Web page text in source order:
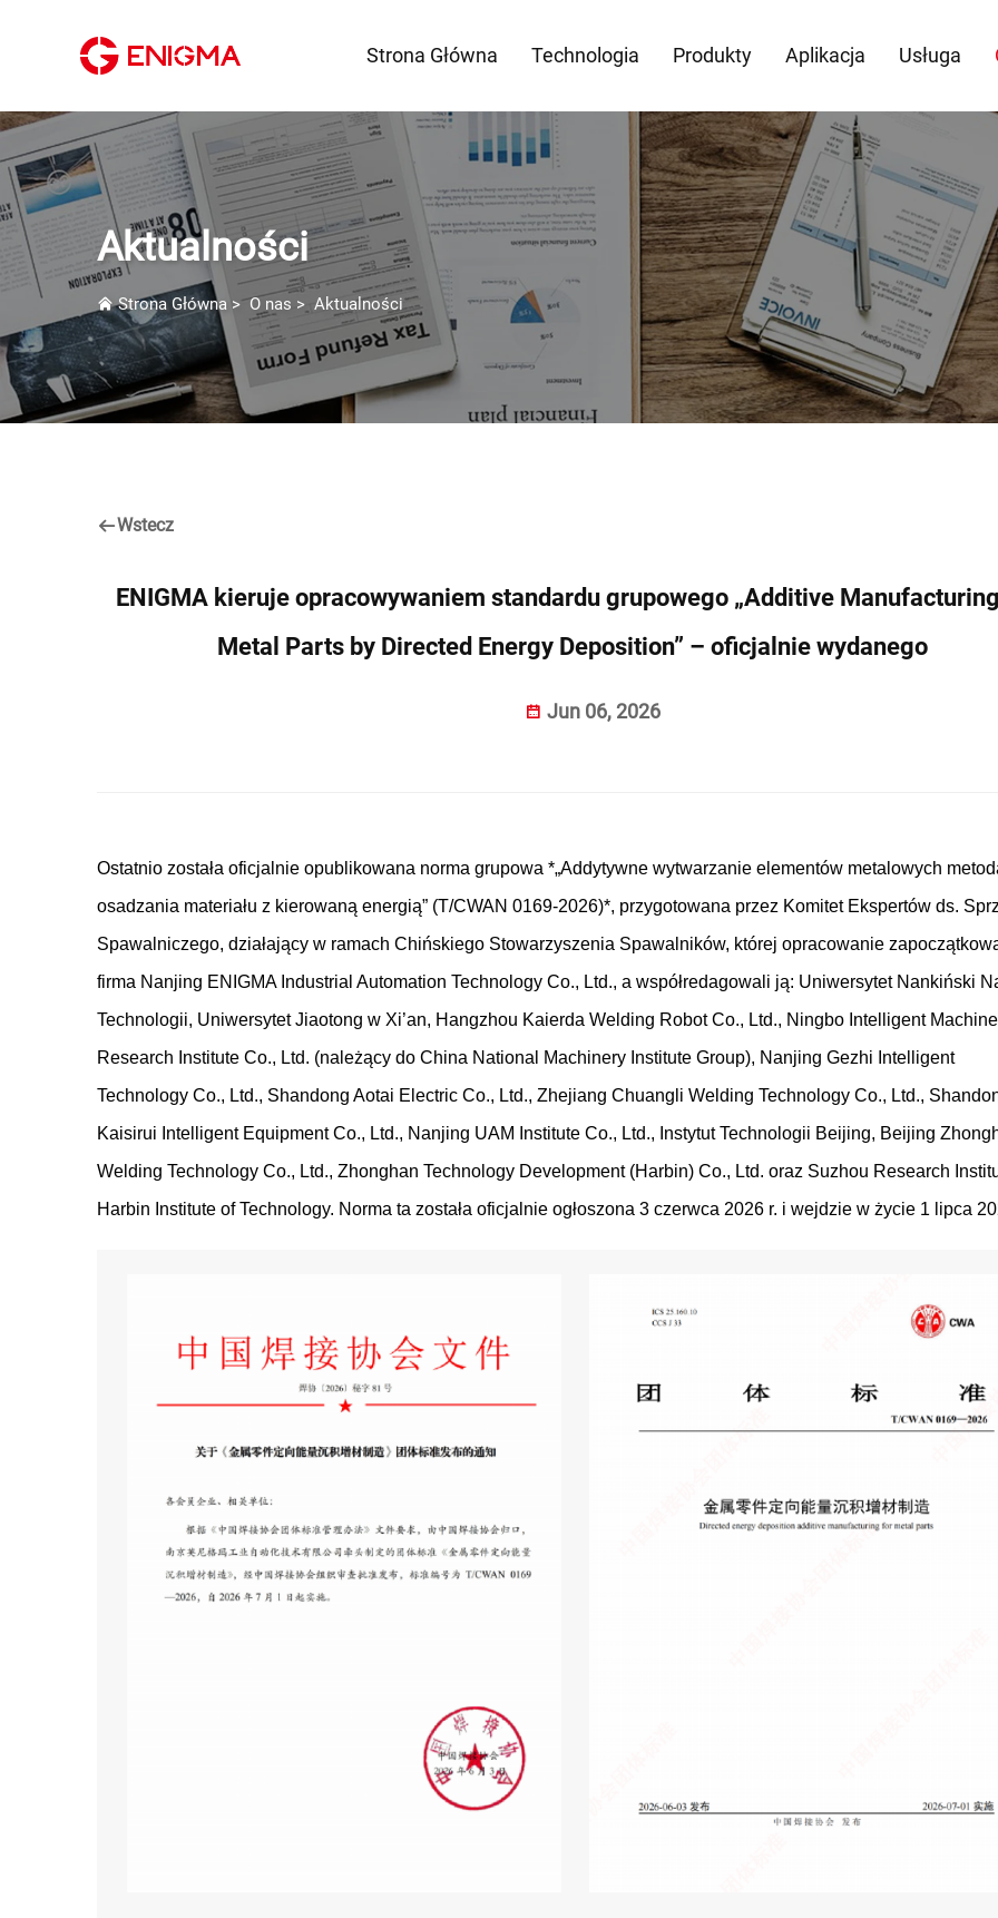
Strona Główna Technologia Produkty Aplikacja Usługa
Aktualności
Strona Główna >O nas > Aktualności
Wstecz
ENIGMA kieruje opracowywaniem standardu grupowego „Additive
Metal Parts by Directed Energy Deposition” – oficjalnie wydanego
Jun 06, 2026
Ostatnio została oficjalnie opublikowana norma grupowa *„Addytywne wytwarzanie elementów metalowych
osadzania materiału z kierowaną energią” (T/CWAN 0169-2026)*, przygotowana przez Komitet Ekspertów ds.
Spawalniczego, działający w ramach Chińskiego Stowarzyszenia Spawalników, której opracowanie
firma Nanjing ENIGMA Industrial Automation Technology Co., Ltd., a współredagowali ją: Uniwersytet Nankiński
Technologii, Uniwersytet Jiaotong w Xi’an, Hangzhou Kaierda Welding Robot Co., Ltd., Ningbo Intelligent Machine
Research Institute Co., Ltd. (należący do China National Machinery Institute Group), Nanjing Gezhi Intelligent
Technology Co., Ltd., Shandong Aotai Electric Co., Ltd., Zhejiang Chuangli Welding Technology Co., Ltd.,
Kaisirui Intelligent Equipment Co., Ltd., Nanjing UAM Institute Co., Ltd., Instytut Technologii Beijing, Beijing
Welding Technology Co., Ltd., Zhonghan Technology Development (Harbin) Co., Ltd. oraz Suzhou Research
Harbin Institute of Technology. Norma ta została oficjalnie ogłoszona 3 czerwca 2026 r. i wejdzie w życie 1 lipca